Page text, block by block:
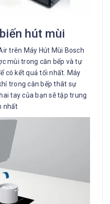
hút mùi
trên Máy Hút Mùi Bosch
mùi trong căn bếp và tự
có kết quả tối nhất. Máy
trong căn bếp thât sự
tay của bạn sẽ tập trung
nhất